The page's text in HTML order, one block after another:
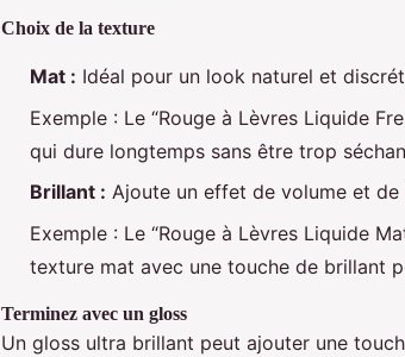
Choix de la texture
Mat : Idéal pour un look naturel et
Exemple : Le “Rouge à Lèvres Liquide
qui dure longtemps sans être trop
Brillant : Ajoute un effet de volume et de
Exemple : Le “Rouge à Lèvres Liquide
texture mat avec une touche de brillant
Terminez avec un gloss
Un gloss ultra brillant peut ajouter une